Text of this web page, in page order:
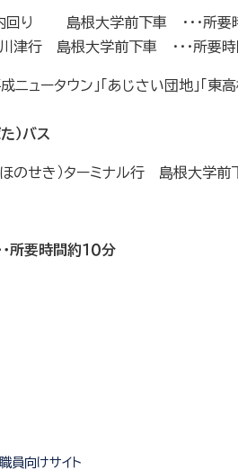
回り 島根大学前下車 ・・・所要
川津行 島根大学前下車 ・・・所要時
ータウン」「あじさい団地」「東高
）バス
のせき）ターミナル行 島根大学前
所要時間約１０分
員向けサイト